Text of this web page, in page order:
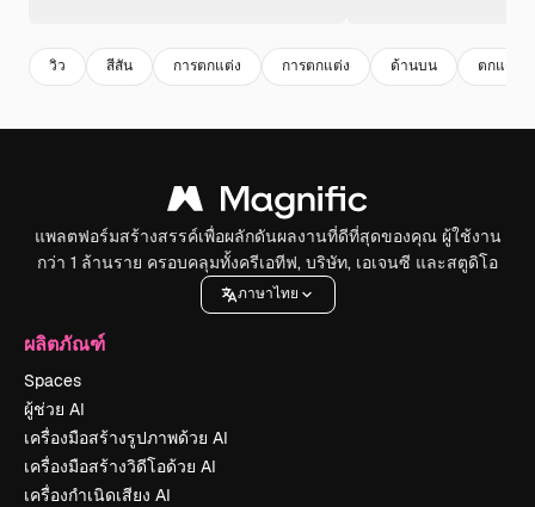
วิว สีสัน การตกแต่ง การตกแต่ง ด้านบน ตกแต่ง
แพลตฟอร์มสร้างสรรค์เพื่อผลักดันผลงานที่ดีที่สุดของคุณ ผู้ใช้งาน
กว่า 1 ล้านราย ครอบคลุมทั้งครีเอทีฟ, บริษัท, เอเจนซี และสตูดิโอ
ภาษาไทย
ผลิตภัณฑ์
Spaces
ผู้ช่วย AI
เครื่องมือสร้างรูปภาพด้วย AI
เครื่องมือสร้างวิดีโอด้วย AI
เครื่องกำเนิดเสียง AI